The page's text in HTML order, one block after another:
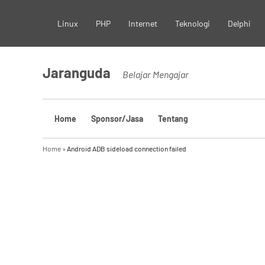
content
Linux PHP Internet Teknologi Delphi
Jaranguda Belajar Mengajar
Home Sponsor/Jasa Tentang
Home »Android ADB sideload connection failed